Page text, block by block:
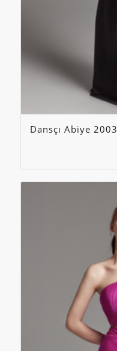
Dansçı Abiye 2003